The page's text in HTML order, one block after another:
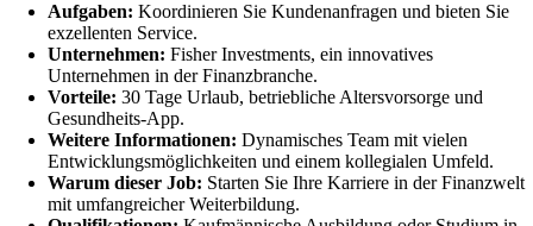
Aufgaben: Koordinieren Sie Kundenanfragen und bieten Sie
exzellenten Service.
Unternehmen: Fisher Investments, ein innovatives
Unternehmen in der Finanzbranche.
Vorteile: 30 Tage Urlaub, betriebliche Altersvorsorge und
Gesundheits-App.
Weitere Informationen: Dynamisches Team mit vielen
Entwicklungsmöglichkeiten und einem kollegialen Umfeld.
Warum dieser Job: Starten Sie Ihre Karriere in der Finanzwelt
mit umfangreicher Weiterbildung.